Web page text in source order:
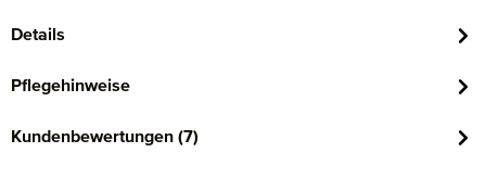
Details
Pflegehinweise
Kundenbewertungen (7)